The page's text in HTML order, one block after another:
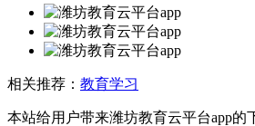
相关推荐： 教育学习
本站给用户带来潍坊教育云平台app